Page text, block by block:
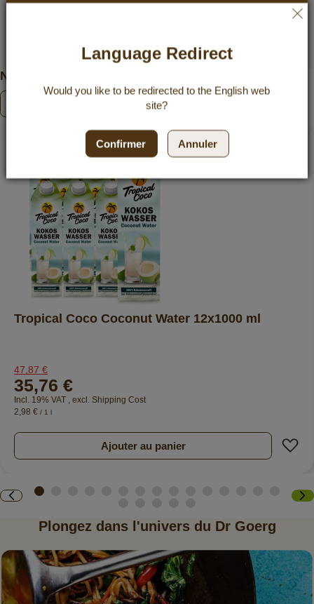
En savoir plus
Nos offres économiques
Découvrez nos offres économiques
Tropical Coco Coconut Water 12x1000 ml
47,87 €
35,76 €
Incl. 19% VAT , excl. Shipping Cost
2,98 € / 1 l
Ajouter au panier
Plongez dans l'univers du Dr Goerg
Language Redirect
Would you like to be redirected to the English web
site?
Confirmer Annuler